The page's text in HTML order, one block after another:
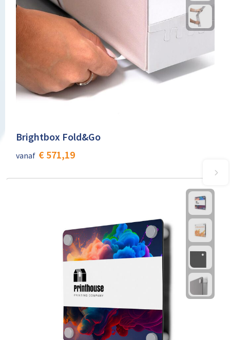
Brightbox Fold&Go
vanaf € 571,19